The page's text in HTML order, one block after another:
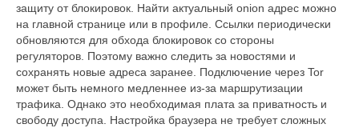
защиту от блокировок. Найти актуальный onion адрес можно
на главной странице или в профиле. Ссылки периодически
обновляются для обхода блокировок со стороны
регуляторов. Поэтому важно следить за новостями и
сохранять новые адреса заранее. Подключение через Tor
может быть немного медленнее из-за маршрутизации
трафика. Однако это необходимая плата за приватность и
свободу доступа. Настройка браузера не требует сложных